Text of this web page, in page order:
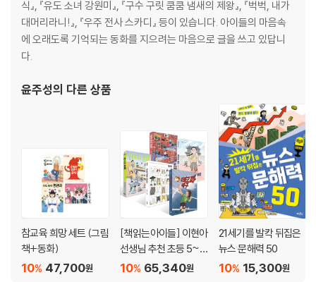
식』, 『유도 소녀 강원미』, 『구수 구릿 쿰쿰 냄새의 제왕』, 『벅벅, 내가
대머리라니!』, 『우주 전사 스카디』 등이 있습니다. 아이들의 마음속
에 오래도록 기억되는 동화를 지으려는 마음으로 글을 쓰고 있답니
다.
윤주성의 다른 상품
참교육 희망 세트 (그림
책+동화)
47,700원
10%
[책읽는아이들] 이현아
선생님 추천 초등 5~6
학년 세트65,340원
10%
21세기를 발칵 뒤집은
뉴스 문해력 50
15,300원
10%